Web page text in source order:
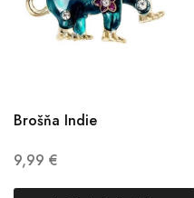
Brošňa Indie
9,99 €